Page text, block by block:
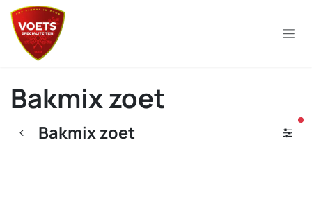
Overslaan naar inhoud
Bakmix zoet
Bakmix zoet